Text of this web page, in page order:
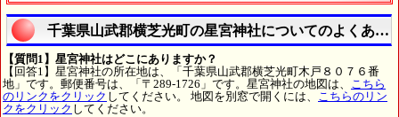
千葉県山武郡横芝光町の星宮神社についてのよくある
【質問1】星宮神社はどこにありますか？
【回答1】星宮神社の所在地は、「千葉県山武郡横芝光町木戸８０７６番
地」です。郵便番号は、「〒289-1726」です。星宮神社の地図は、 こちら
のリンクをクリック してください。 地図を別窓で開くには、 こちらのリン
クをクリック してください。